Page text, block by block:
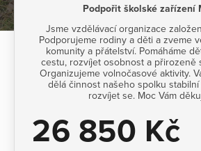
Podpořit školské zařízení
Jsme vzdělávací organizace
Podporujeme rodiny a děti a zveme
komunity a přátelství. Pomáháme
cestu, rozvíjet osobnost a přirozeně
Organizujeme volnočasové aktivity.
dělá činnost našeho spolku stabilní
rozvíjet se. Moc Vám
26 850 Kč